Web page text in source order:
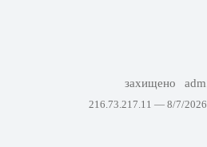
захищено
216.73.217.11 — 8/7/